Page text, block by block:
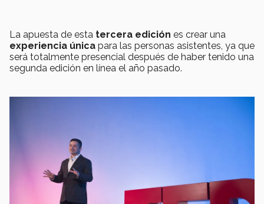
La apuesta de esta tercera edición es crear una
experiencia única para las personas asistentes, ya que
será totalmente presencial después de haber tenido una
segunda edición en línea el año pasado.